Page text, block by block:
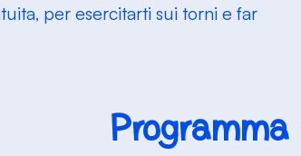
per esercitarti sui torni e far